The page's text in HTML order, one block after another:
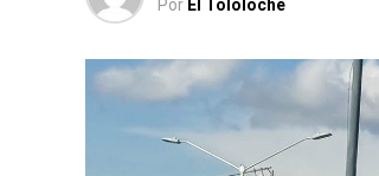
Por El Tololoche